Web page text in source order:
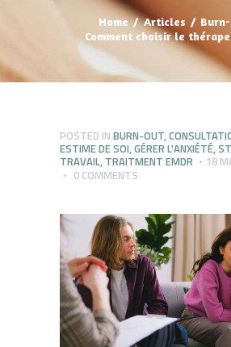
Home Articles
Comment choisir le
POSTED IN BURN-OUT,
ESTIME DE SOI,GÉRER L'ANXIÉTÉ,
TRAVAIL, TRAITMENT EMDR
18
0 COMMENTS